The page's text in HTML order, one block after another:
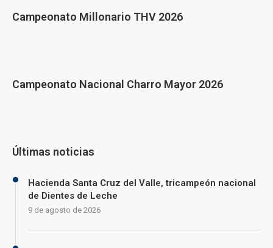
Campeonato Millonario THV 2026
Campeonato Nacional Charro Mayor 2026
Últimas noticias
Hacienda Santa Cruz del Valle, tricampeón nacional
de Dientes de Leche
9 de agosto de 2026